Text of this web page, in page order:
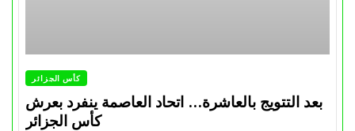
كأس الجزائر
بعد التتويج بالعاشرة… اتحاد العاصمة ينفرد بعرش
كأس الجزائر